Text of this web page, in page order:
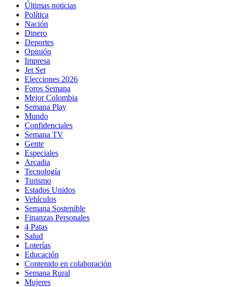
Últimas noticias
Política
Nación
Dinero
Deportes
Opinión
Impresa
Jet Set
Elecciones 2026
Foros Semana
Mejor Colombia
Semana Play
Mundo
Confidenciales
Semana TV
Gente
Especiales
Arcadia
Tecnología
Turismo
Estados Unidos
Vehículos
Semana Sostenible
Finanzas Personales
4 Patas
Salud
Loterías
Educación
Contenido en colaboración
Semana Rural
Mujeres